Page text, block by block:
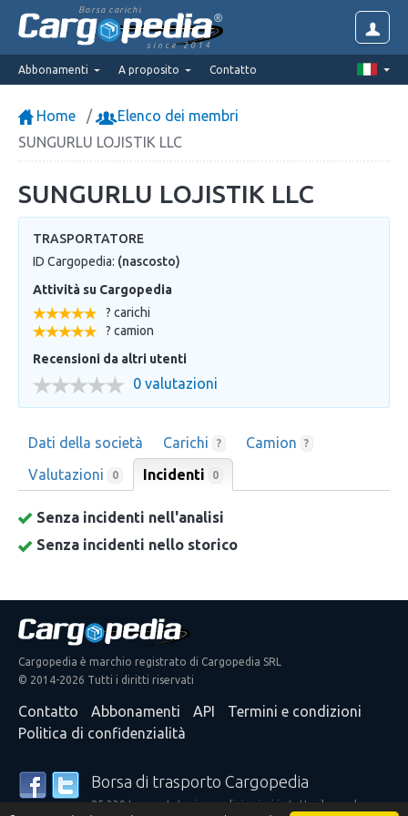
Borsa carichi
since 2014
Abbonamenti A proposito Contatto
Home
Elenco dei membri
SUNGURLU LOJISTIK LLC
SUNGURLU LOJISTIK LLC
TRASPORTATORE
ID Cargopedia: (nascosto)
Attività su Cargopedia
? carichi
? camion
Recensioni da altri utenti
0 valutazioni
Dati della società Carichi ? Camion ?
Valutazioni 0 Incidenti 0
Senza incidenti nell'analisi
Senza incidenti nello storico
Cargopedia è marchio registrato di Cargopedia SRL
© 2014-2026 Tutti i diritti riservati
Contatto Abbonamenti API
Termini e condizioni
Politica di confidenzialità
Borsa di trasporto Cargopedia
25.339 trasportatori e spedizionieri in tutto il mondo